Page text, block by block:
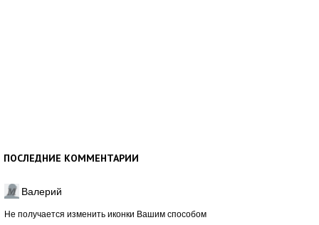
ПОСЛЕДНИЕ КОММЕНТАРИИ
Валерий
Не получается изменить иконки Вашим способом